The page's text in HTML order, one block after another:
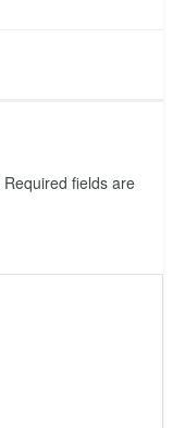
Required fields are